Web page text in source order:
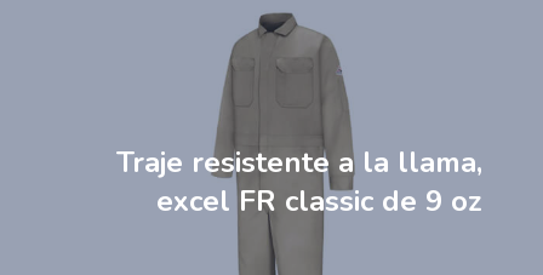
Traje resistente a la llama,
excel FR classic de 9 oz